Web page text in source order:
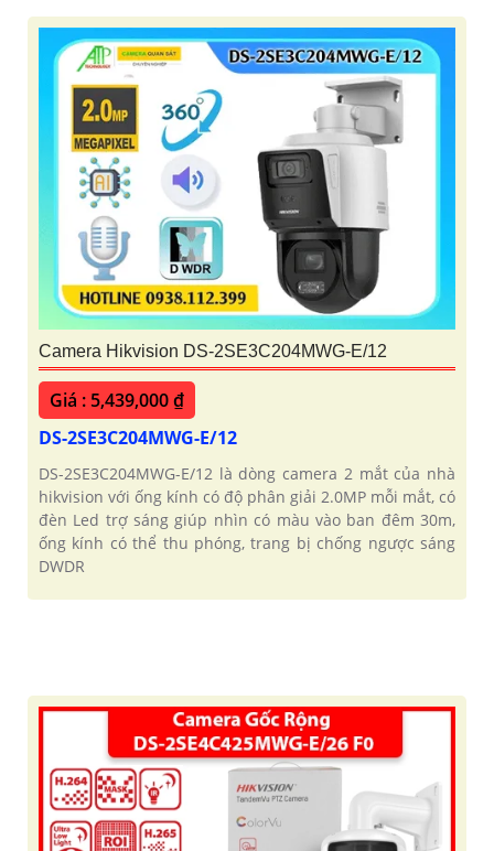
Camera Hikvision DS-2SE3C204MWG-E/12
Giá : 5,439,000 ₫
DS-2SE3C204MWG-E/12
DS-2SE3C204MWG-E/12 là dòng camera 2 mắt của nhà
hikvision với ống kính có độ phân giải 2.0MP mỗi mắt, có
đèn Led trợ sáng giúp nhìn có màu vào ban đêm 30m,
ống kính có thể thu phóng, trang bị chống ngược sáng
DWDR